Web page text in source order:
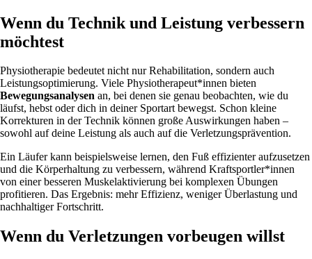
Wenn du Technik und Leistung verbessern
möchtest
Physiotherapie bedeutet nicht nur Rehabilitation, sondern auch
Leistungsoptimierung. Viele Physiotherapeut*innen bieten
Bewegungsanalysen an, bei denen sie genau beobachten, wie du
läufst, hebst oder dich in deiner Sportart bewegst. Schon kleine
Korrekturen in der Technik können große Auswirkungen haben –
sowohl auf deine Leistung als auch auf die Verletzungsprävention.
Ein Läufer kann beispielsweise lernen, den Fuß effizienter aufzusetzen
und die Körperhaltung zu verbessern, während Kraftsportler*innen
von einer besseren Muskelaktivierung bei komplexen Übungen
profitieren. Das Ergebnis: mehr Effizienz, weniger Überlastung und
nachhaltiger Fortschritt.
Wenn du Verletzungen vorbeugen willst